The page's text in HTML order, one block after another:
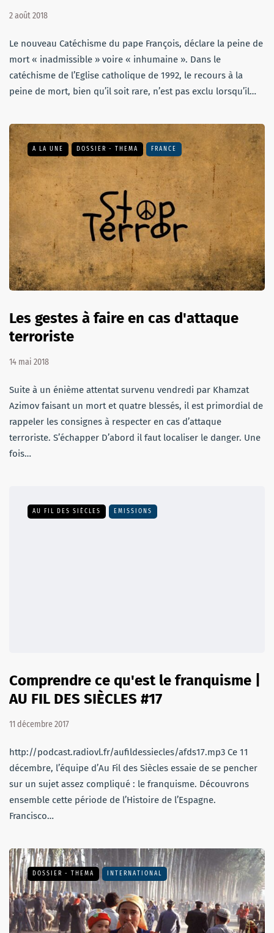
2 août 2018
Le nouveau Catéchisme du pape François, déclare la peine de
mort « inadmissible » voire « inhumaine ». Dans le
catéchisme de l’Eglise catholique de 1992, le recours à la
peine de mort, bien qu’il soit rare, n’est pas exclu lorsqu’il…
A LA UNE DOSSIER - THEMA FRANCE
Les gestes à faire en cas d'attaque
terroriste
14 mai 2018
Suite à un énième attentat survenu vendredi par Khamzat
Azimov faisant un mort et quatre blessés, il est primordial de
rappeler les consignes à respecter en cas d’attaque
terroriste. S’échapper D’abord il faut localiser le danger. Une
fois…
AU FIL DES SIÈCLES EMISSIONS
Comprendre ce qu'est le franquisme |
AU FIL DES SIÈCLES #17
11 décembre 2017
http://podcast.radiovl.fr/aufildessiecles/afds17.mp3 Ce 11
décembre, l’équipe d’Au Fil des Siècles essaie de se pencher
sur un sujet assez compliqué : le franquisme. Découvrons
ensemble cette période de l’Histoire de l’Espagne.
Francisco…
DOSSIER - THEMA INTERNATIONAL